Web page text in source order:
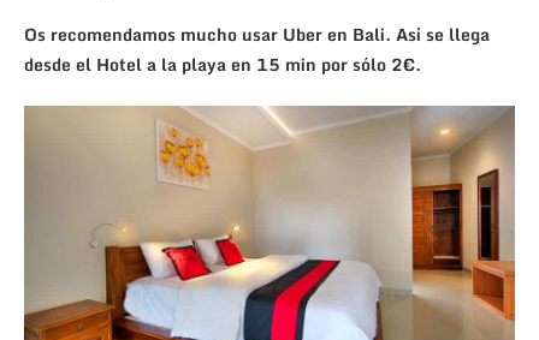
Os recomendamos mucho usar Uber en Bali. Así se llega
desde el Hotel a la playa en 15 min por sólo 2€.